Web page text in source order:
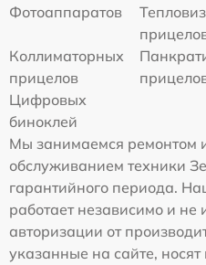
Фотоаппаратов
Коллиматорных
прицелов
Цифровых
биноклей
Мы занимаемся ремонтом
обслуживанием техники
гарантийного периода.
работает независимо и
авторизации от
указанные на сайте,